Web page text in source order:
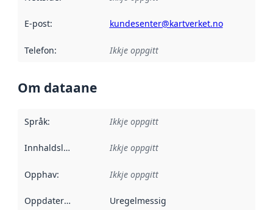
E-post: kundesenter@kartverket.no
Telefon: Ikkje oppgitt
Om dataane
Språk: Ikkje oppgitt
Innhaldsleverandørar :
Ikkje oppgitt
Opphav: Ikkje oppgitt
Oppdateringsfrekvens :
Uregelmessig